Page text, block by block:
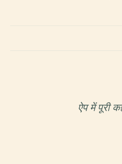
ऐप में पूरी